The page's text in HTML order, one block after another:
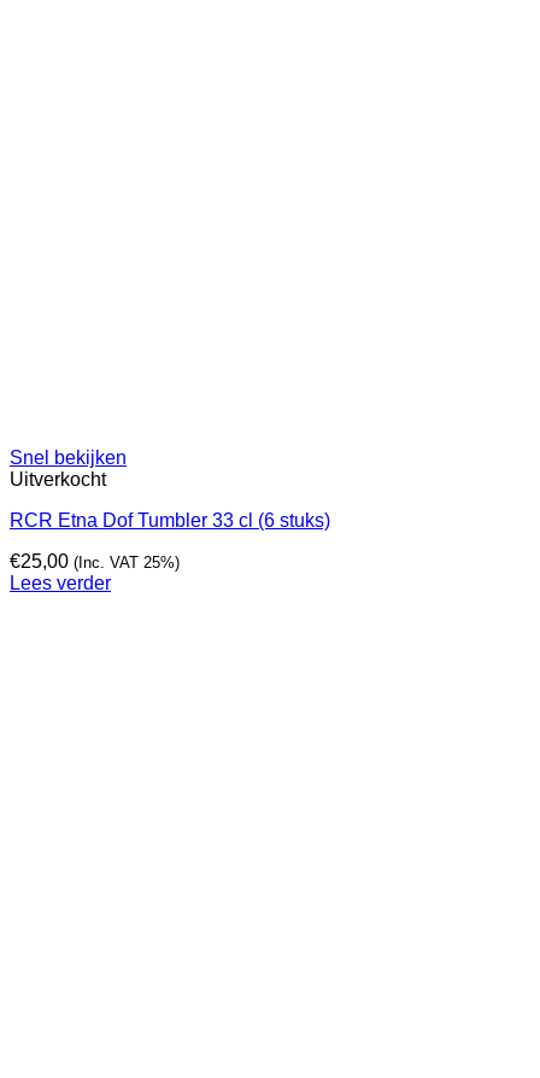
Snel bekijken
Uitverkocht
RCR Etna Dof Tumbler 33 cl (6 stuks)
€25,00 (Inc. VAT 25%)
Lees verder